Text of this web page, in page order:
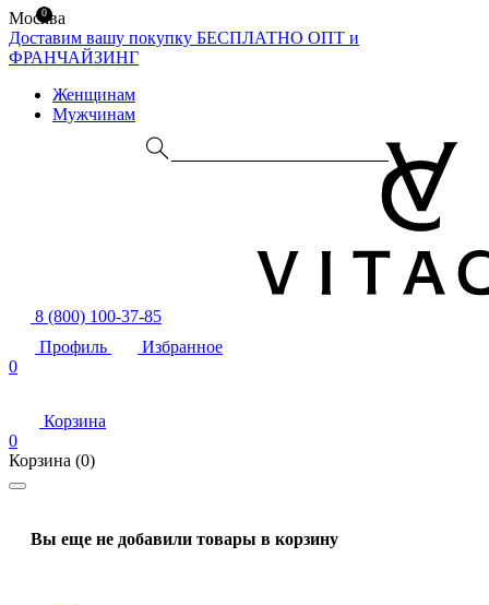
Москва
Доставим вашу покупку БЕСПЛАТНО ОПТ и
ФРАНЧАЙЗИНГ
Женщинам
Мужчинам
8 (800) 100-37-85
Профиль
Избранное
0
Корзина
0
Корзина (0)
Вы еще не добавили товары в корзину
0